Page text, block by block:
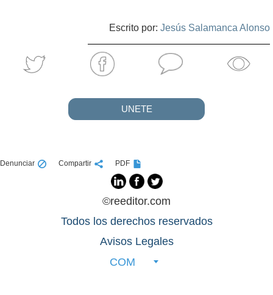
Escrito por: Jesús Salamanca Alonso
UNETE
Denunciar Compartir PDF
©reeditor.com
Todos los derechos reservados
Avisos Legales